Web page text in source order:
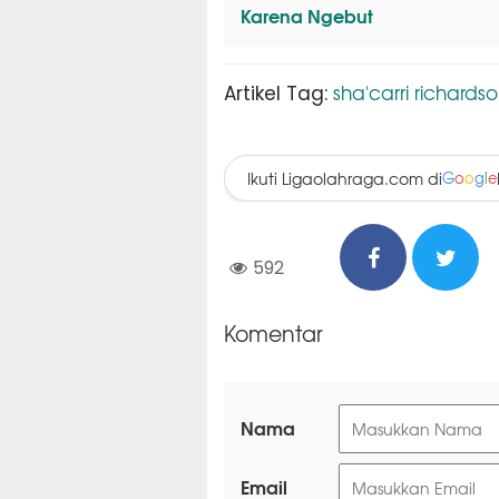
Karena Ngebut
Artikel Tag: sha'carri
Ikuti Ligaolahraga.com diGoogle
592
Komentar
Nama
Email